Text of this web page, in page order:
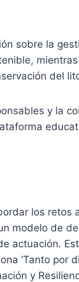
sobre la
del
y la
los retos
modelo de
actuación.
‘Tanto por
y